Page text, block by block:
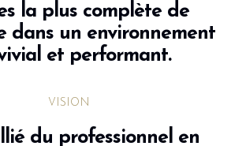
la plus complète de
dans un environnement
et performant.
VISION
du professionnel en